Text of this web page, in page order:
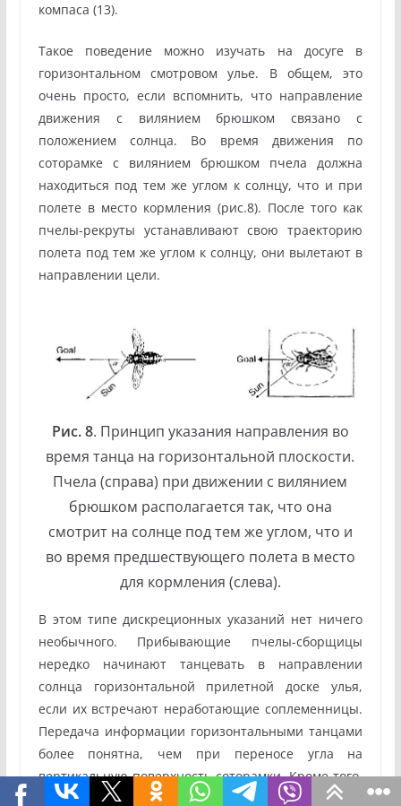
компаса (13).
Такое поведение можно изучать на досуге в
горизонтальном смотровом улье. В общем, это
очень просто, если вспомнить, что направление
движения с вилянием брюшком связано с
положением солнца. Во время движения по
соторамке с вилянием брюшком пчела должна
находиться под тем же углом к солнцу, что и при
полете в место кормления (рис.8). После того как
пчелы-рекруты устанавливают свою траекторию
полета под тем же углом к солнцу, они вылетают в
направлении цели.
Рис. 8. Принцип указания направления во
время танца на горизонтальной плоскости.
Пчела (справа) при движении с вилянием
брюшком располагается так, что она
смотрит на солнце под тем же углом, что и
во время предшествующего полета в место
для кормления (слева).
В этом типе дискреционных указаний нет ничего
необычного. Прибывающие пчелы-сборщицы
нередко начинают танцевать в направлении
солнца горизонтальной прилетной доске улья,
если их встречают неработающие соплеменницы.
Передача информации горизонтальными танцами
более понятна, чем при переносе угла на
вертикальную поверхность соторамки. Кроме того,
у нас, по-видимому, имеется исходный,